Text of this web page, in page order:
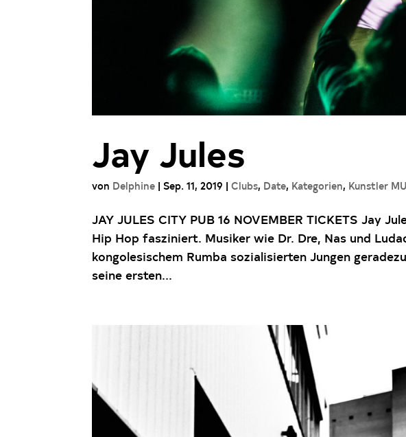
Jay Jules
von Delphine |Sep. 11, 2019 |Clubs, Date, Kategorien, Kunstler
JAY JULES CITY PUB 16 NOVEMBER TICKETS Jay
Hip Hop fasziniert. Musiker wie Dr. Dre, Nas und
kongolesischem Rumba sozialisierten Jungen
seine ersten...